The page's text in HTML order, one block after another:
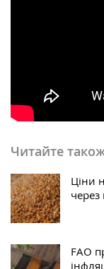
Читайте
Ціни
через
FAO